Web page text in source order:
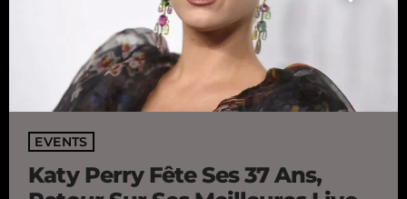
EVENTS
Katy Perry Fête Ses 37 Ans,